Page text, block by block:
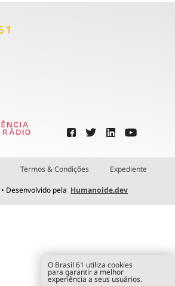
Termos & Condições Expediente
Desenvolvido pela Humanoide.dev
O Brasil 61 utiliza cookies
para garantir a melhor
experiência a seus usuários.